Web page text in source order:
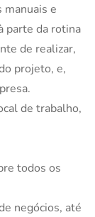
e
parte da rotina
de realizar,
projeto, e,
de trabalho,
todos os
negócios, até